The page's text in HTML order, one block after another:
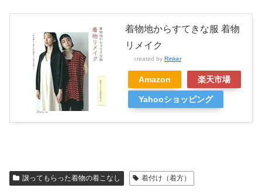
着物地からすてきな服 着物
リメイク
created by Rinker
Amazon 楽天市場
Yahooショッピング
譲ってもらった着物の着こなし 着付け（着方）